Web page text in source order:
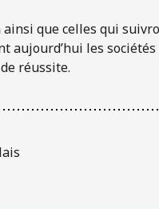
ainsi que celles qui
aujourd’hui les
réussite.